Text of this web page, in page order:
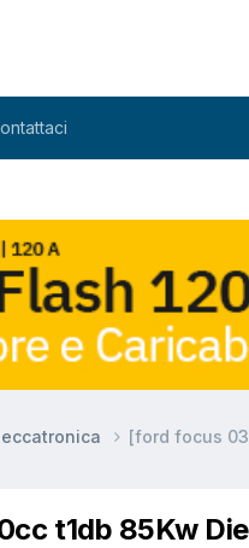
[ford focus
t1db 85Kw